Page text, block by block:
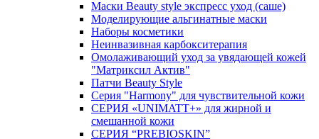
Маски Beauty style экспресс уход (саше)
Моделирующие альгинатные маски
Наборы косметики
Неинвазивная карбокситерапия
Омолаживающий уход за увядающей кожей
"Матриксил Актив"
Патчи Beauty Style
Серия "Harmony" для чувствительной кожи
СЕРИЯ «UNIMATT+» для жирной и
смешанной кожи
СЕРИЯ “PREBIOSKIN”